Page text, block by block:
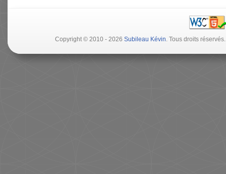
Copyright © 2010 - 2026 Subileau Kévin. Tous droits